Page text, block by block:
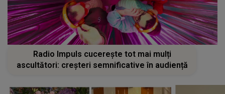
Radio Impuls cucerește tot mai mulți
ascultători: creșteri semnificative în audiență